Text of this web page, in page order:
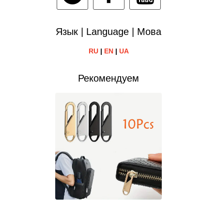
Язык | Language | Мова
RU| EN| UA
Рекомендуем